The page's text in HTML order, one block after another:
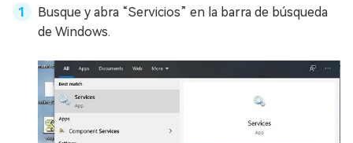
Busque y abra “Servicios” en la barra de búsqueda
de Windows.